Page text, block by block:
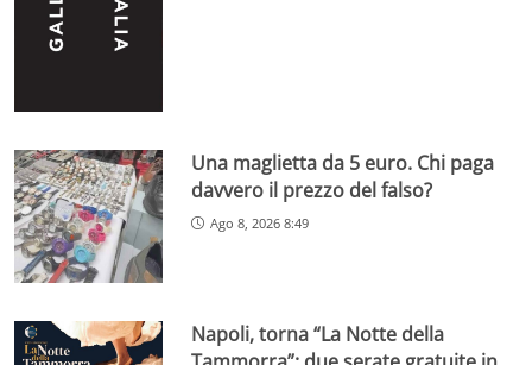
Una maglietta da 5 euro. Chi paga
davvero il prezzo del falso?
Ago 8, 2026 8:49
Napoli, torna “La Notte della